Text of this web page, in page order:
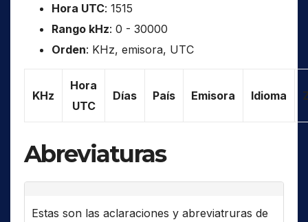
Hora UTC: 1515
Rango kHz: 0 - 30000
Orden: KHz, emisora, UTC
KHz
Hora
UTC
Días País Emisora Idioma
Abreviaturas
Estas son las aclaraciones y abreviatruras de